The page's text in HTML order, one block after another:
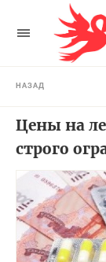
НАЗАД
Цены на
строго